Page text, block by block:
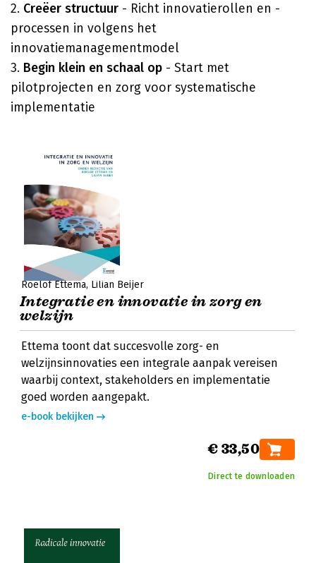
2. Creëer structuur - Richt innovatierollen en -
processen in volgens het
innovatiemanagementmodel
3. Begin klein en schaal op - Start met
pilotprojecten en zorg voor systematische
implementatie
Roelof Ettema Lilian Beijer
Integratie en innovatie in zorg en
welzijn
Ettema toont dat succesvolle zorg- en
welzijnsinnovaties een integrale aanpak vereisen
waarbij context, stakeholders en implementatie
goed worden aangepakt.
e-book bekijken
€ 33,50
Direct te downloaden